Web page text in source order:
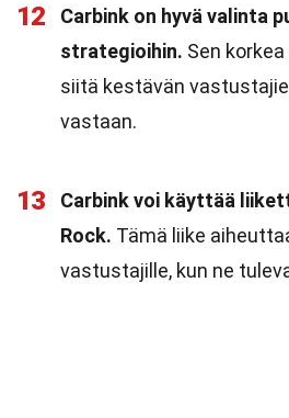
12
Carbink on hyvä valinta
strategioihin. Sen
siitä kestävän
vastaan.
13
Carbink voi käyttää
Rock. Tämä liike
vastustajille, kun ne